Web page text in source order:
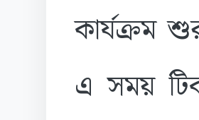
কার্যক্রম
এ সময়